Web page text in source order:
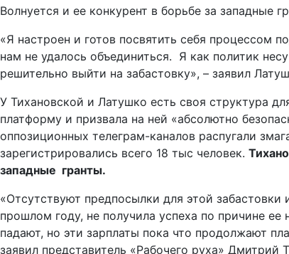
Волнуется и ее конкурент в борьбе за западные
«Я настроен и готов посвятить себя процессом
нам не удалось объединиться. Я как политик
решительно выйти на забастовку», – заявил
У Тихановской и Латушко есть своя структура
платформу и призвала на ней «абсолютно
оппозиционных телеграм-каналов распугали
зарегистрировались всего 18 тыс человек.
западные гранты.
«Отсутствуют предпосылки для этой забастовки
прошлом году, не получила успеха по причине
падают, но эти зарплаты пока что продолжают
заявил представитель «Рабочего руха» Дмитрий